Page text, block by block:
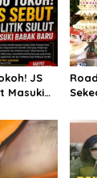
JS
Masuki
Jadi